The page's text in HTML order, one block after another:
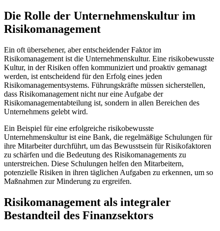
Die Rolle der Unternehmenskultur im
Risikomanagement
Ein oft übersehener, aber entscheidender Faktor im
Risikomanagement ist die Unternehmenskultur. Eine risikobewusste
Kultur, in der Risiken offen kommuniziert und proaktiv gemanagt
werden, ist entscheidend für den Erfolg eines jeden
Risikomanagementsystems. Führungskräfte müssen sicherstellen,
dass Risikomanagement nicht nur eine Aufgabe der
Risikomanagementabteilung ist, sondern in allen Bereichen des
Unternehmens gelebt wird.
Ein Beispiel für eine erfolgreiche risikobewusste
Unternehmenskultur ist eine Bank, die regelmäßige Schulungen für
ihre Mitarbeiter durchführt, um das Bewusstsein für Risikofaktoren
zu schärfen und die Bedeutung des Risikomanagements zu
unterstreichen. Diese Schulungen helfen den Mitarbeitern,
potenzielle Risiken in ihren täglichen Aufgaben zu erkennen, um so
Maßnahmen zur Minderung zu ergreifen.
Risikomanagement als integraler
Bestandteil des Finanzsektors